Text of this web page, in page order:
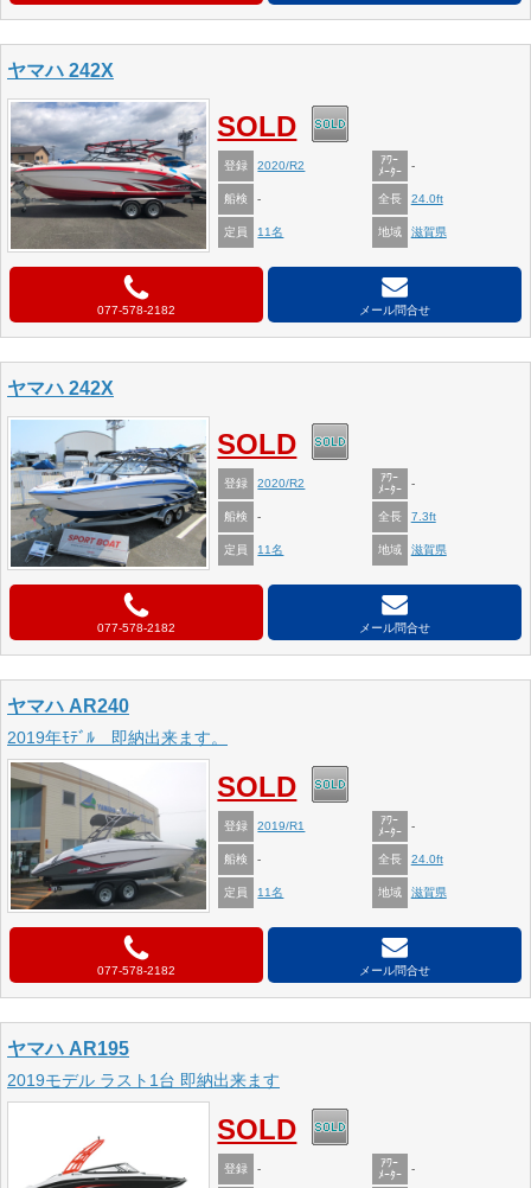
ヤマハ 242X
SOLD
登録 2020/R2
ｱﾜｰ
ﾒｰﾀｰ
-
船検 - 全長 24.0ft
定員 11名 地域 滋賀県
077-578-2182 メール問合せ
ヤマハ 242X
SOLD
登録 2020/R2
ｱﾜｰ
ﾒｰﾀｰ
-
船検 - 全長 7.3ft
定員 11名 地域 滋賀県
077-578-2182 メール問合せ
ヤマハ AR240
2019年ﾓﾃﾞﾙ 即納出来ます。
SOLD
登録 2019/R1
ｱﾜｰ
ﾒｰﾀｰ
-
船検 - 全長 24.0ft
定員 11名 地域 滋賀県
077-578-2182 メール問合せ
ヤマハ AR195
2019モデル ラスト1台 即納出来ます
SOLD
登録 -
ｱﾜｰ
ﾒｰﾀｰ
-